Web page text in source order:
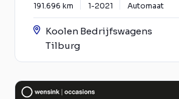
191.696 km 1-2021 Automaat
Koolen Bedrijfswagens
Tilburg